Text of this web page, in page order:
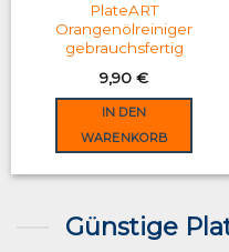
PlateART
Orangenölreiniger
gebrauchsfertig
9,90 €
IN DEN
WARENKORB
Günstige